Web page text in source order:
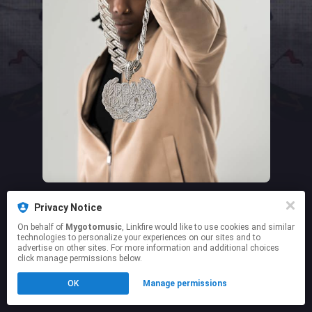
Privacy Notice
On behalf of Mygotomusic, Linkfire would like to use cookies and similar
technologies to personalize your experiences on our sites and to
advertise on other sites. For more information and additional choices
click manage permissions below.
OK Manage permissions
dominicano es una invitación
directa: "¡Ven acá, mi dulce!"
para la hermosa...
This page may contain affiliate links.
Click hereto manage your permissions.